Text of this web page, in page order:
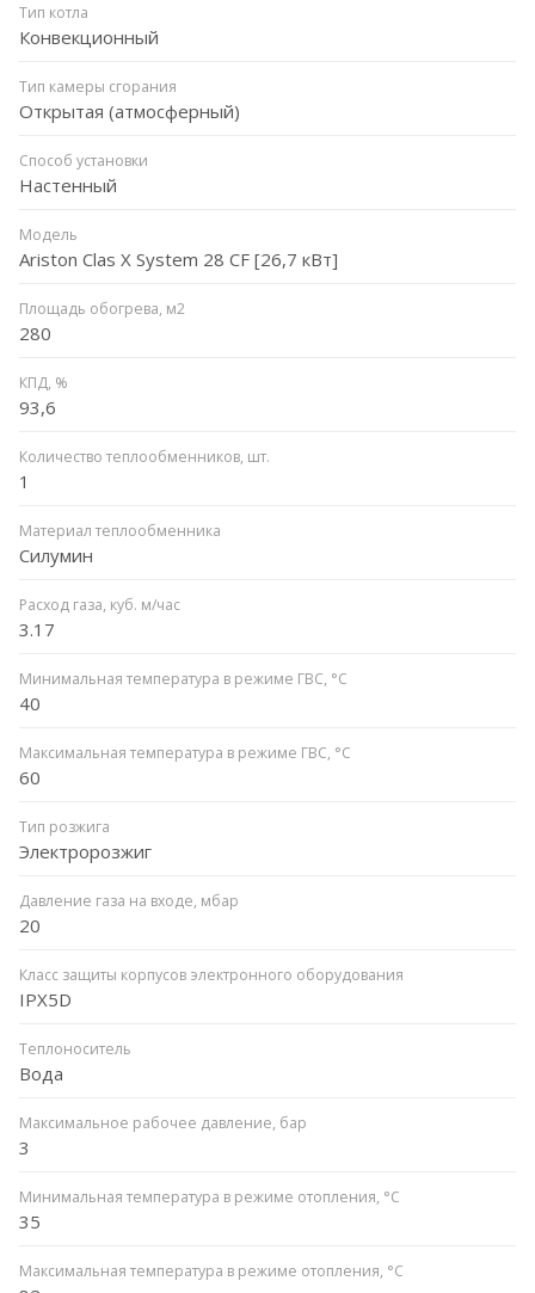
Тип котла
Конвекционный
Тип камеры сгорания
Открытая (атмосферный)
Способ установки
Настенный
Модель
Ariston Clas X System 28 CF [26,7 кВт]
Площадь обогрева, м2
280
КПД, %
93,6
Количество теплообменников, шт.
1
Материал теплообменника
Силумин
Расход газа, куб. м/час
3.17
Минимальная температура в режиме ГВС, °C
40
Максимальная температура в режиме ГВС, °C
60
Тип розжига
Электророзжиг
Давление газа на входе, мбар
20
Класс защиты корпусов электронного оборудования
IPX5D
Теплоноситель
Вода
Максимальное рабочее давление, бар
3
Минимальная температура в режиме отопления, °C
35
Максимальная температура в режиме отопления, °C